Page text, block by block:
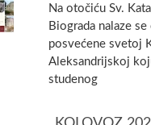
Na otočiću Sv.
Biograda nalaze
posvećene svetoj
Aleksandrijskoj
studenog